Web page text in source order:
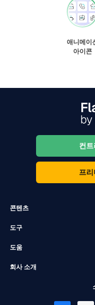
애니메이
아이콘
컨
프
콘텐츠
도구
도움
회사 소개